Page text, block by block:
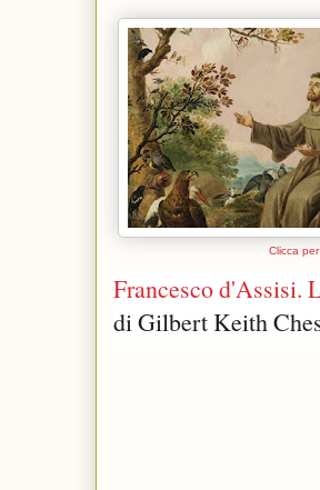
Clicca
Francesco d'Assisi.
di Gilbert Keith